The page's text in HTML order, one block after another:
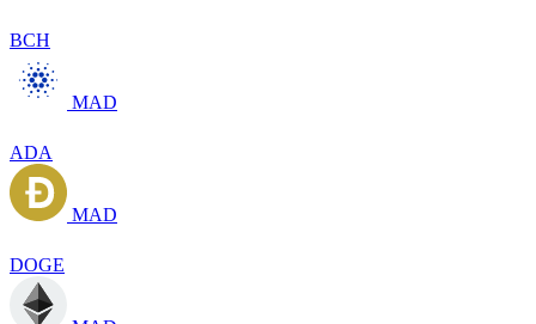
BCH
MAD
ADA
MAD
DOGE